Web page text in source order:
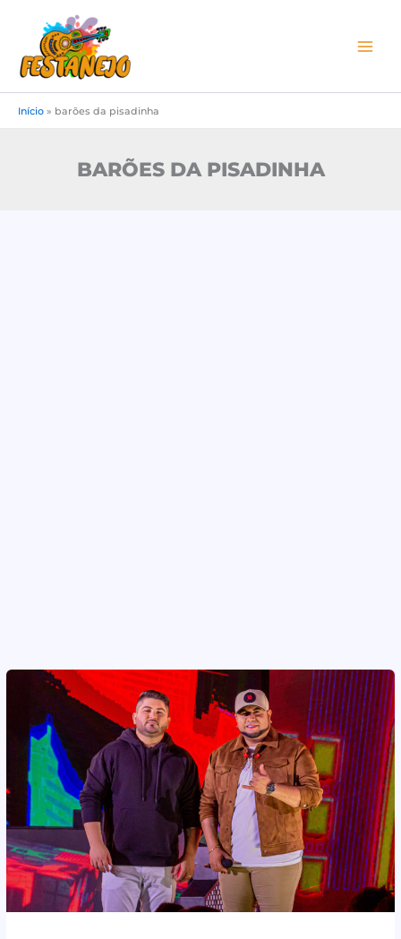
conteúdo
Início » barões da pisadinha
BARÕES DA PISADINHA